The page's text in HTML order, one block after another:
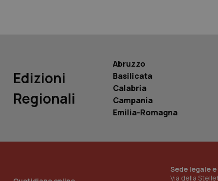
Edizioni
Regionali
Abruzzo
Basilicata
Calabria
Campania
Emilia-Romagna
Sede legale
Via della
_ga_0VMQEQKQ1N
Nome